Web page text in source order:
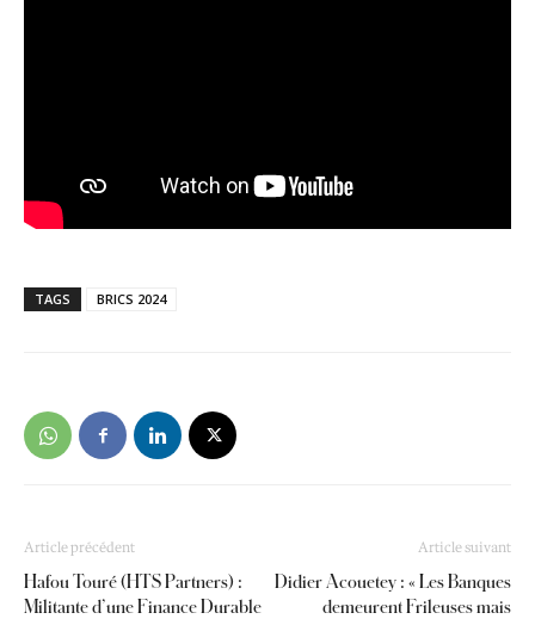
TAGS BRICS 2024
Article précédent
Hafou Touré (HTS Partners) :
Militante d’une Finance Durable
Article suivant
Didier Acouetey : « Les Banques
demeurent Frileuses mais